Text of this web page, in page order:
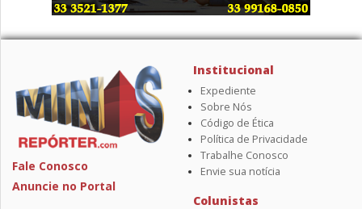
Fale Conosco
Anuncie no Portal
Institucional
Expediente
Sobre Nós
Código de Ética
Política de Privacidade
Trabalhe Conosco
Envie sua notícia
Colunistas